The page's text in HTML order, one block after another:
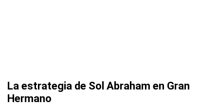
La estrategia de Sol Abraham en Gran
Hermano